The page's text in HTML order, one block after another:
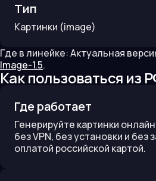
Тип
Картинки (image)
Где в линейке:Актуальная
Image-1.5.
Как пользоваться из
Где работает
Генерируйте картинки
без VPN, без установки и без
оплатой российской картой.